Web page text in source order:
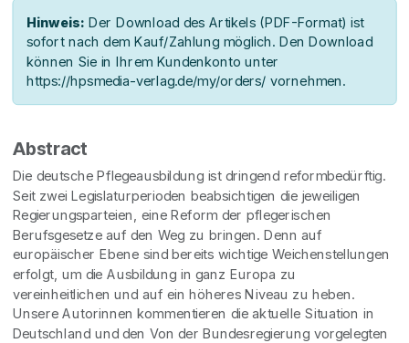
Hinweis: Der Download des Artikels (PDF-Format) ist
sofort nach dem Kauf/Zahlung möglich. Den Download
können Sie in Ihrem Kundenkonto unter
https://hpsmedia-verlag.de/my/orders/ vornehmen.
Abstract
Die deutsche Pflegeausbildung ist dringend reformbedürftig.
Seit zwei Legislaturperioden beabsichtigen die jeweiligen
Regierungsparteien, eine Reform der pflegerischen
Berufsgesetze auf den Weg zu bringen. Denn auf
europäischer Ebene sind bereits wichtige Weichenstellungen
erfolgt, um die Ausbildung in ganz Europa zu
vereinheitlichen und auf ein höheres Niveau zu heben.
Unsere Autorinnen kommentieren die aktuelle Situation in
Deutschland und den Von der Bundesregierung vorgelegten